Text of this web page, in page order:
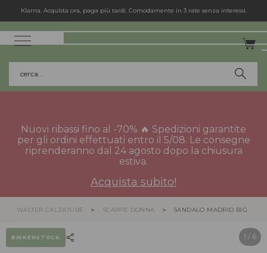
Spedizione gratuita in Italia per gli ordini superiori a 75€.
cerca...
Nuovi ribassi fino al -70% 🔥 Spedizioni garantite
per gli ordini effettuati entro il 5/08. Le consegne
riprenderanno dal 24 agosto dopo la chiusura
estiva.
Acquista subito!
WALTER CALZATURE SCARPE DONNA SANDALO MADRID BIG
1 / 6
BIRKENSTOCK